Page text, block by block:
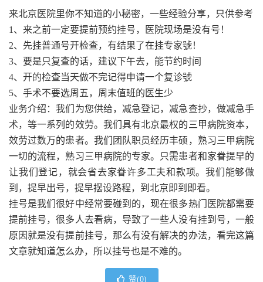
来北京医院里你不知道的小秘密，一些经验分享，只供参考
1、来之前一定要提前预约挂号，医院现场是没有号！
2、先挂普通号开检查，有结果了在挂专家號！
3、要是只复查的话，建议下午去，能节约时间
4、开的检查当天做不完记得申请一个复诊號
5、手术不要选周五，周末值班的医生少
业务介绍：我们为您供给，减急登记，减急查抄，做减急手
术，等一系列的效劳。我们具有北京最权的三甲病院资本，
效劳过数万的患者。我们团队职员经历丰硕，熟习三甲病院
一切的流程，熟习三甲病院的专家。只需患者和家眷提早的
让我们登记，就会省去家眷许多工夫和款项。我们能够做
到，提早出号，提早摆设路程，到北京即到即看。
挂号是我们很好中经常要碰到的，现在很多热门医院都需要
提前挂号，很多人去看病，导致了一些人没有挂到号，一般
原因就是没有提前挂号，那么有没有解决的办法，看完这篇
文章就知道怎么办，所以挂号也是不难的。
赞(0)